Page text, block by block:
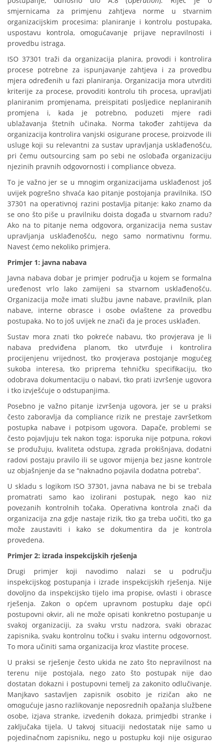
smjernicama za primjenu zahtjeva norme u stvarnim
organizacijskim procesima: planiranje i kontrolu postupaka,
uspostavu kontrola, omogućavanje prijave nepravilnosti i
provedbu istraga.
ISO 37301 traži da organizacija planira, provodi i kontrolira
procese potrebne za ispunjavanje zahtjeva i za provedbu
mjera određenih u fazi planiranja. Organizacija mora utvrditi
kriterije za procese, provoditi kontrolu tih procesa, upravljati
planiranim promjenama, preispitati posljedice neplaniranih
promjena i, kada je potrebno, poduzeti mjere radi
ublažavanja štetnih učinaka. Norma također zahtijeva da
organizacija kontrolira vanjski osigurane procese, proizvode ili
usluge koji su relevantni za sustav upravljanja usklađenošću,
pri čemu outsourcing sam po sebi ne oslobađa organizaciju
njezinih pravnih odgovornosti i compliance obveza.
To je važno jer se u mnogim organizacijama usklađenost još
uvijek pogrešno shvaća kao pitanje postojanja pravilnika. ISO
37301 na operativnoj razini postavlja pitanje: kako znamo da
se ono što piše u pravilniku doista događa u stvarnom radu?
Ako na to pitanje nema odgovora, organizacija nema sustav
upravljanja usklađenošću, nego samo normativnu formu.
Navest ćemo nekoliko primjera.
Primjer 1: javna nabava
Javna nabava dobar je primjer područja u kojem se formalna
uređenost vrlo lako zamijeni sa stvarnom usklađenošću.
Organizacija može imati službu javne nabave, pravilnik, plan
nabave, interne obrasce i osobe ovlaštene za provedbu
postupaka. No to još uvijek ne znači da je proces usklađen.
Sustav mora znati tko pokreće nabavu, tko provjerava je li
nabava predviđena planom, tko utvrđuje i kontrolira
procijenjenu vrijednost, tko provjerava postojanje mogućeg
sukoba interesa, tko priprema tehničku specifikaciju, tko
odobrava dokumentaciju o nabavi, tko prati izvršenje ugovora
i tko izvješćuje o odstupanjima.
Posebno je važno pitanje izvršenja ugovora, jer se u praksi
često zaboravlja da compliance rizik ne prestaje završetkom
postupka nabave i potpisom ugovora. Dapače, problemi se
često pojavljuju tek nakon toga: isporuka nije potpuna, rokovi
se produžuju, kvaliteta odstupa, zgrada prokišnjava, dodatni
radovi postaju pravilo ili se ugovor mijenja bez jasne kontrole
uz objašnjenje da se “naknadno pojavila dodatna potreba”.
U skladu s logikom ISO 37301, javna nabava ne bi se trebala
promatrati samo kao izolirani postupak, nego kao niz
povezanih kontrolnih točaka. Operativna kontrola znači da
organizacija zna gdje nastaje rizik, tko ga treba uočiti, tko ga
može zaustaviti i kako se dokumentira da je kontrola
provedena.
Primjer 2: izrada inspekcijskih rješenja
Drugi primjer koji navodimo nalazi se u području
inspekcijskog postupanja i izrade inspekcijskih rješenja. Nije
dovoljno da inspekcijsko tijelo ima propise, ovlasti i obrasce
rješenja. Zakon o općem upravnom postupku daje opći
postupovni okvir, ali ne može opisati konkretno postupanje u
svakoj organizaciji, za svaku vrstu nadzora, svaki obrazac
zapisnika, svaku kontrolnu točku i svaku internu odgovornost.
To mora učiniti sama organizacija kroz vlastite procese.
U praksi se rješenje često ukida ne zato što nepravilnost na
terenu nije postojala, nego zato što postupak nije dao
dostatan dokazni i postupovni temelj za zakonito odlučivanje.
Manjkavo sastavljen zapisnik osobito je rizičan ako ne
omogućuje jasno razlikovanje neposrednih opažanja službene
osobe, izjava stranke, izvedenih dokaza, primjedbi stranke i
zaključaka tijela. U takvoj situaciji nedostatak nije samo u
pojedinačnom zapisniku, nego u postupku koji nije osigurao